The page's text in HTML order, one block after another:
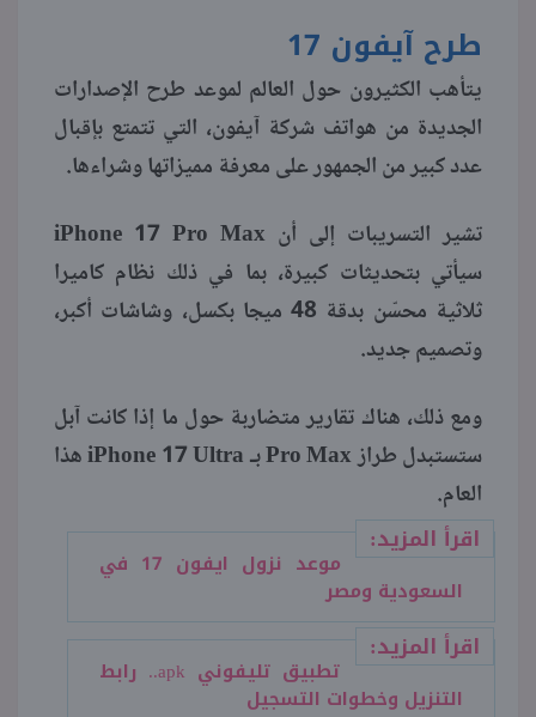
منوعات طرح آيفون 17
يتأهب الكثيرون حول العالم لموعد طرح الإصدارات
الجديدة من هواتف شركة آيفون، التي تتمتع بإقبال
عدد كبير من الجمهور على معرفة مميزاتها وشراءها.
تشير التسريبات إلى أن iPhone 17 Pro Max
سيأتي بتحديثات كبيرة، بما في ذلك نظام كاميرا
ثلاثية محسّن بدقة 48 ميجا بكسل، وشاشات أكبر،
وتصميم جديد.
ومع ذلك، هناك تقارير متضاربة حول ما إذا كانت آبل
ستستبدل طراز Pro Max بـ iPhone 17 Ultra هذا
العام.
اقرأ المزيد:
موعد نزول ايفون 17 في
السعودية ومصر
اقرأ المزيد:
تطبيق تليفوني apk.. رابط
التنزيل وخطوات التسجيل